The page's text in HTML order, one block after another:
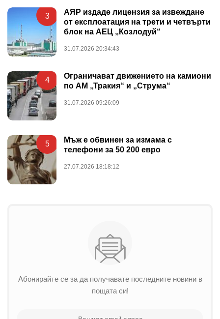
3
АЯР издаде лицензия за извеждане
от експлоатация на трети и четвърти
блок на АЕЦ „Козлодуй“
31.07.2026 20:34:43
4
Ограничават движението на камиони
по АМ „Тракия“ и „Струма“
31.07.2026 09:26:09
5
Мъж е обвинен за измама с
телефони за 50 200 евро
27.07.2026 18:18:12
Абонирайте се за да получавате последните новини в
пощата си!